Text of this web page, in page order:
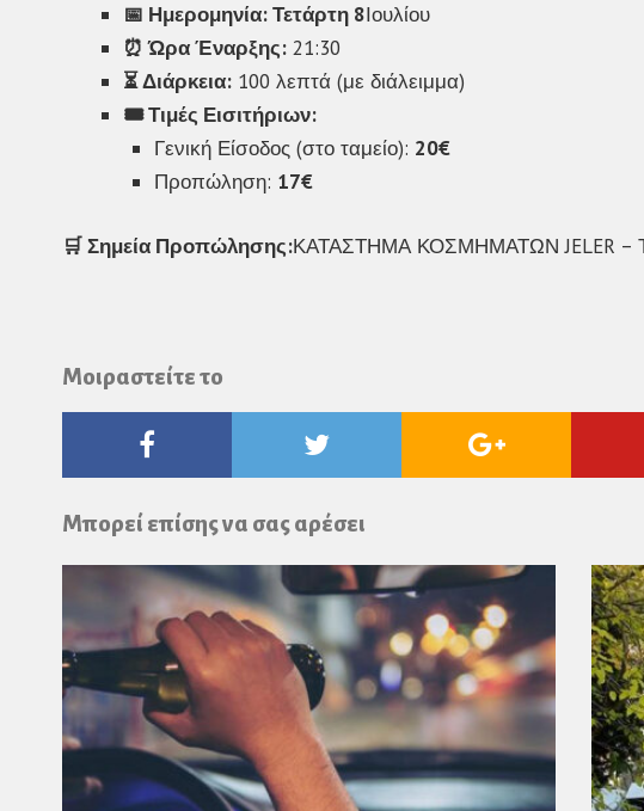
📅 Ημερομηνία: Τετάρτη 8Ιουλίου
⏰ Ώρα Έναρξης: 21:30
⏳Διάρκεια: 100 λεπτά (με διάλειμμα)
🎟️Τιμές Εισιτήριων:
Γενική Είσοδος (στο ταμείο): 20€
Προπώληση: 17€
🛒Σημεία Προπώλησης:ΚΑΤΑΣΤΗΜΑ ΚΟΣΜΗΜΑΤΩΝ JELER –
Μοιραστείτε το
Twitter
Google
Μπορεί επίσης να σας αρέσει